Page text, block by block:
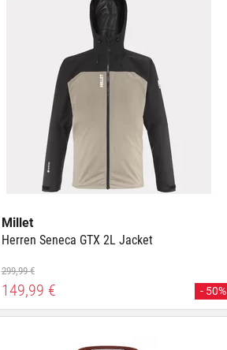
Millet
Herren Seneca GTX 2L Jacket
299,99 €
149,99 € - 50%